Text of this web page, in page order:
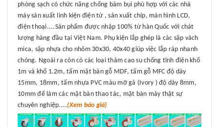
phòng sạch có chức năng chống bám bụi phù hợp với các nhà
máy sản xuất linh kiện điện tử , sản xuất chíp, màn hình LCD,
điện thoại....Sản phẩm được nhập 100% từ hàn Quốc với chát
lượng hàng đầu tại Việt Nam. Phụ kiện lắp ghép là các sập vách
mica, sập nhựa cho nhôm 30x30, 40x40 giúp việc lắp ráp nhanh
chóng. Ngoài ra còn có các loại thảm cao su chống tĩnh điện khổ
1m và khổ 1.2m, tấm mặt bàn gỗ MDF, tấm gỗ MFC độ dày
15mm, 18mm, tấm nhựa PVC màu mỡ gà (Ivory ) độ dày 8mm,
10mm để làm các mặt bàn thao tác, mặt bàn máy thật sự
chuyên nghiệp....(Xem báo giá)